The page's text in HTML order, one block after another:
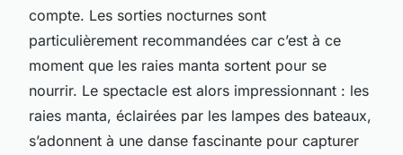
compte. Les sorties nocturnes sont
particulièrement recommandées car c’est à ce
moment que les raies manta sortent pour se
nourrir. Le spectacle est alors impressionnant : les
raies manta, éclairées par les lampes des bateaux,
s’adonnent à une danse fascinante pour capturer